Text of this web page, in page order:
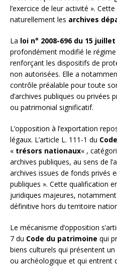
l’exercice de leur activité ».
naturellement les archives
La loi n° 2008-696 du 15 juillet
profondément modifié le
renforçant les dispositifs de
non autorisées. Elle a
contrôle préalable pour toute
d’archives publiques ou privées
ou patrimonial significatif.
L’opposition à l’exportation
légaux. L’article L. 111-1 du
« trésors nationaux« ,
archives publiques, au sens de
archives issues de fonds privés
publiques ». Cette qualification
juridiques majeures, notamment
définitive hors du territoire
Le mécanisme d’opposition
7 du Code du patrimoine qui
biens culturels qui présentent
ou archéologique et qui entrent